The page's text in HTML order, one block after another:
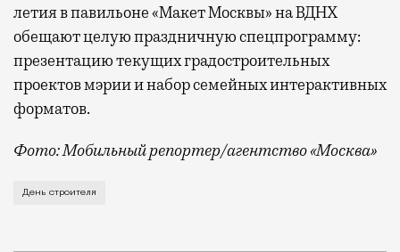
летия в павильоне «Макет Москвы» на ВДНХ
обещают целую праздничную спецпрограмму:
презентацию текущих градостроительных
проектов мэрии и набор семейных интерактивных
форматов.
Фото: Мобильный репортер/агентство «Москва»
Это каска в фирменных цветах департамента
День строителя